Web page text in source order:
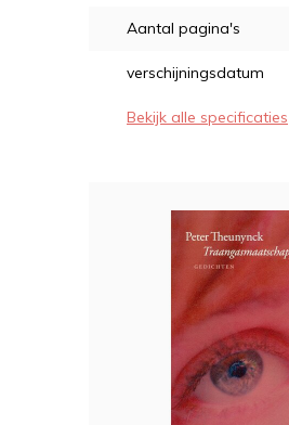
Aantal pagina's
verschijningsdatum
Bekijk alle specificaties